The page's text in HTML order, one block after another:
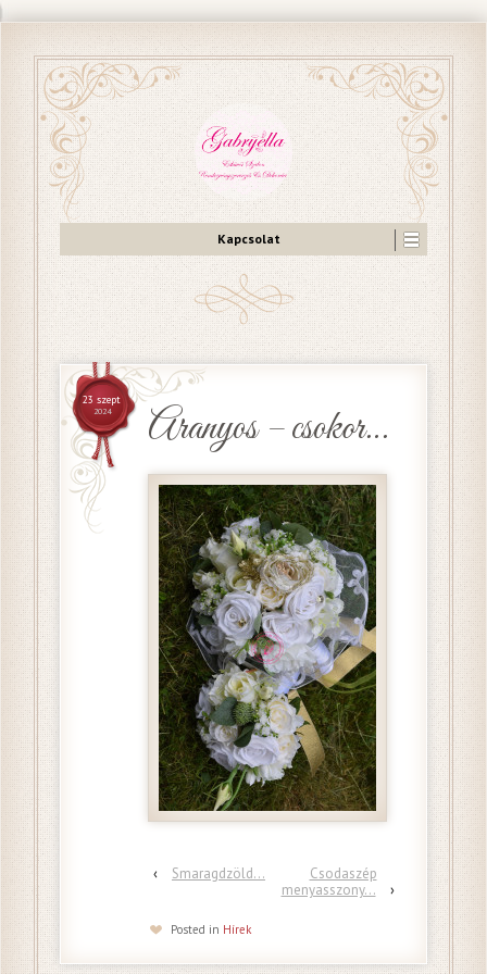
Kapcsolat
Aranyos – csokor…
23 szept
2024
‹ Smaragdzöld…
Csodaszép
menyasszony…
›
Posted in Hírek